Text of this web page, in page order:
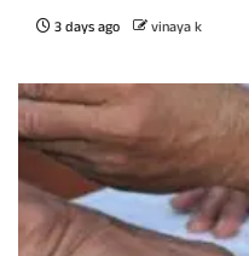
3 days ago vinaya k